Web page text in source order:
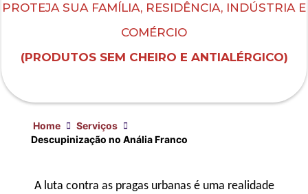
PROTEJA SUA FAMÍLIA, RESIDÊNCIA, INDÚSTRIA E
COMÉRCIO
(PRODUTOS SEM CHEIRO E ANTIALÉRGICO)
Home
Serviços
Descupinização no Anália Franco
A luta contra as pragas urbanas é uma realidade